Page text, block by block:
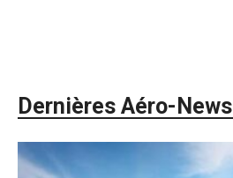
Dernières Aéro-News